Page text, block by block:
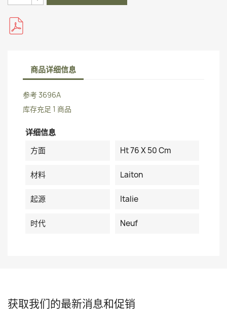
商品详细信息
参考3696A
库存充足 1 商品
详细信息
方面
Ht 76 X 50 Cm
材料 Laiton
起源 Italie
时代 Neuf
获取我们的最新消息和促销